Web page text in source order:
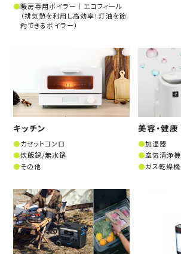
暖房専用ボイラー│エコフィール
（排気熱を利用し高効率！灯油を節
約できるボイラー）
キッチン
カセットコンロ
炊飯鍋/無水鍋
その他
美容・健康
加湿器
空気清浄機
ガス乾燥機